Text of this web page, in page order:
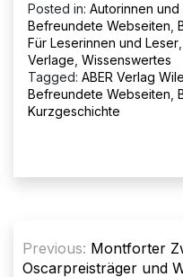
Posted in: Autorinnen
Befreundete Webseiten
Für Leserinnen und Leser
Verlage Wissenswertes
Tagged: ABER Verlag
Befreundete Webseiten
Kurzgeschichte
Previous: Montforter
Oscarpreisträger und